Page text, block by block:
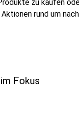
zu kaufen
rund um
Fokus